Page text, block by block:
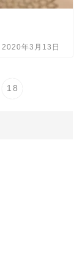
2020年3月13日
18